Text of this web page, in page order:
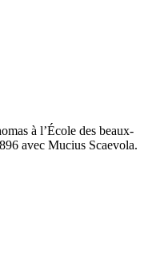
à l’École des beaux-
avec Mucius Scaevola.